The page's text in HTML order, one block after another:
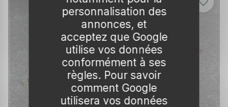
La symphorine demande peu d'entretien une
fois établie. Les arrosages réguliers sont
nécessaires durant les premiers mois suivant
la plantation. Par la suite, elle pourra supporter
des périodes de sécheresse modérées.
Une fertilisation annuelle avec un engrais
équilibré favorise une floraison abondante et
personnalisation des
annonces, et
acceptez que Google
utilise vos données
conformément à ses
règles. Pour savoir
comment Google
utilisera vos données